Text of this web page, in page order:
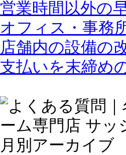
営業時間以外の
オフィス・事務
店舗内の設備の
支払いを末締め